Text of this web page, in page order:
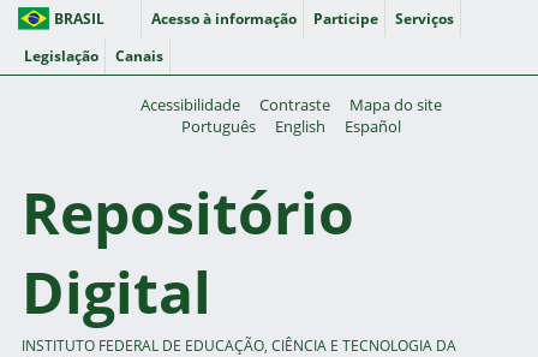
BRASIL Acesso à informação Participe
Serviços
Legislação
Canais
Acessibilidade Contraste
Mapa do site
Português
English Español
Repositório
Digital
INSTITUTO FEDERAL DE EDUCAÇÃO, CIÊNCIA E TECNOLOGIA DA